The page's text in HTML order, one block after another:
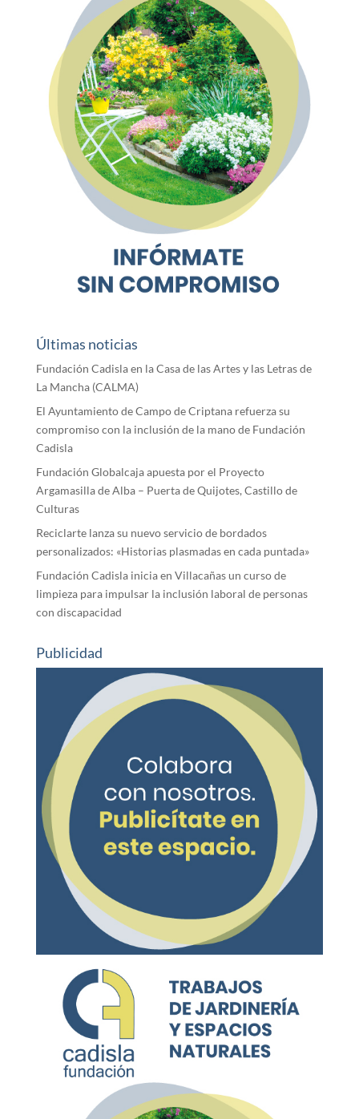
Últimas noticias
Fundación Cadisla en la Casa de las Artes y las Letras de
La Mancha (CALMA)
El Ayuntamiento de Campo de Criptana refuerza su
compromiso con la inclusión de la mano de Fundación
Cadisla
Fundación Globalcaja apuesta por el Proyecto
Argamasilla de Alba – Puerta de Quijotes, Castillo de
Culturas
Reciclarte lanza su nuevo servicio de bordados
personalizados: «Historias plasmadas en cada puntada»
Fundación Cadisla inicia en Villacañas un curso de
limpieza para impulsar la inclusión laboral de personas
con discapacidad
Publicidad